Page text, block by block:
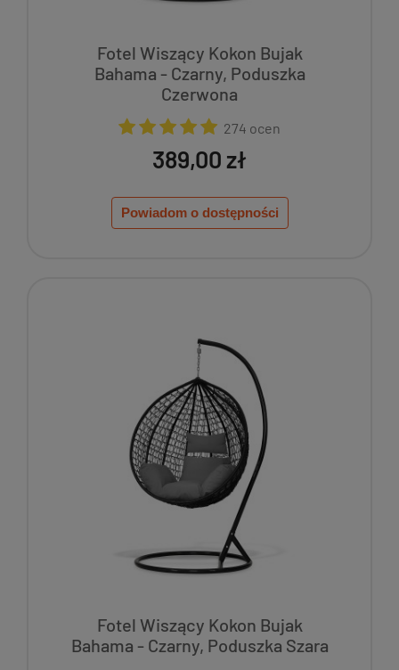
Fotel Wiszący Kokon Bujak
Bahama - Czarny, Poduszka
Czerwona
274 ocen
389,00 zł
Powiadom o dostępności
Fotel Wiszący Kokon Bujak
Bahama - Czarny, Poduszka Szara